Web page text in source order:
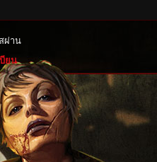
ผ่าน
ยน